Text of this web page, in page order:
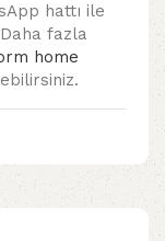
hattı ile
fazla
home